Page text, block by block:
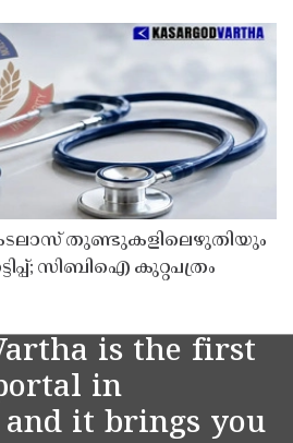
കടലാസ് തുണ്ടുകളിലെഴുതിയും
സിബിഐ കുറ്റപത്രം
is the first
in
it brings you